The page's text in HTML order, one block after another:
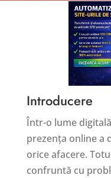
Introducere
Într-o lume
prezența online a
orice afacere.
confruntă cu